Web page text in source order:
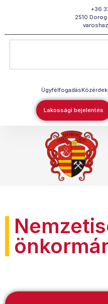
+36
2510
Ügyfélfogadás
Lakossági bejelentés